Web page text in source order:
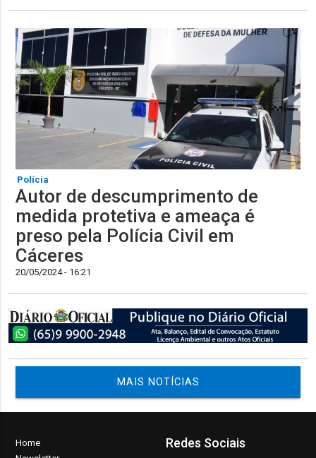
Polícia
Autor de descumprimento de
medida protetiva e ameaça é
preso pela Polícia Civil em
Cáceres
20/05/2024 - 16:21
MAIS NOTÍCIAS
Home
Redes Sociais